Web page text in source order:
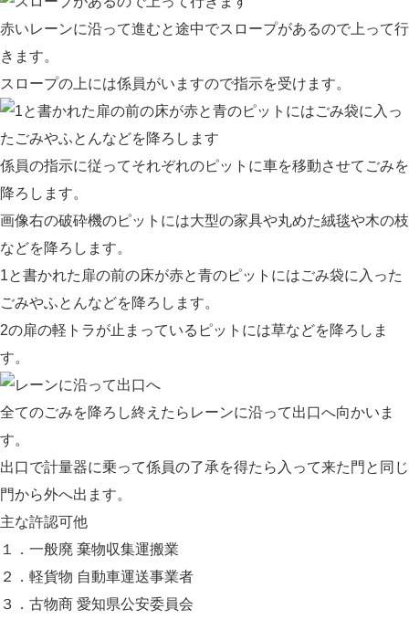
赤いレーンに沿って進むと途中でスロープがあるので上って行
きます。
スロープの上には係員がいますので指示を受けます。
係員の指示に従ってそれぞれのピットに車を移動させてごみを
降ろします。
画像右の破砕機のピットには大型の家具や丸めた絨毯や木の枝
などを降ろします。
1と書かれた扉の前の床が赤と青のピットにはごみ袋に入った
ごみやふとんなどを降ろします。
2の扉の軽トラが止まっているピットには草などを降ろしま
す。
全てのごみを降ろし終えたらレーンに沿って出口へ向かいま
す。
出口で計量器に乗って係員の了承を得たら入って来た門と同じ
門から外へ出ます。
主な許認可他
１．一般廃 棄物収集運搬業
２．軽貨物 自動車運送事業者
３．古物商 愛知県公安委員会